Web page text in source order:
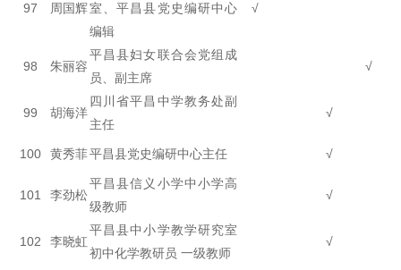
97 周国辉室、平昌县党史编研中心
编辑
√
98 朱丽容
平昌县妇女联合会党组成
员、副主席
√
99 胡海洋
四川省平昌中学教务处副
主任
√
100 黄秀菲平昌县党史编研中心主任 √
101 李劲松
平昌县信义小学中小学高
级教师
√
102 李晓虹
平昌县中小学教学研究室
初中化学教研员 一级教师
√